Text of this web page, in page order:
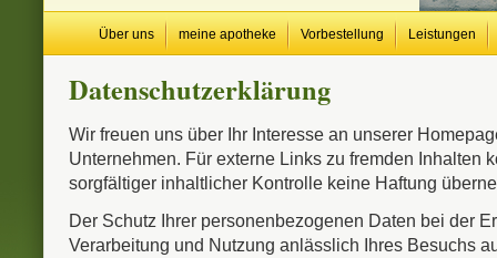
Über uns meine apotheke Vorbestellung Leistungen
Datenschutzerklärung
Wir freuen uns über Ihr Interesse an unserer
Unternehmen. Für externe Links zu fremden Inhalten
sorgfältiger inhaltlicher Kontrolle keine Haftung
Der Schutz Ihrer personenbezogenen Daten bei der
Verarbeitung und Nutzung anlässlich Ihres Besuchs